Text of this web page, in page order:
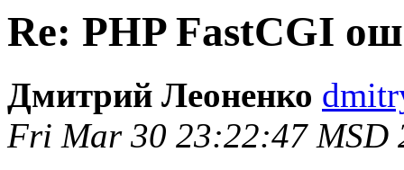
Re: PHP FastCGI
Дмитрий Леоненко
Fri Mar 30 23:22:47 MSD